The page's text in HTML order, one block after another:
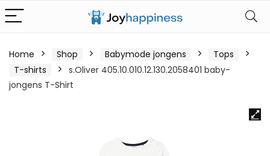
Home Shop Babymode jongens
Tops
T-shirts
s.Oliver 405.10.010.12.130.2058401 baby-
jongens T-Shirt